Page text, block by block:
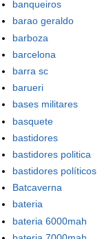
banqueiros
barao geraldo
barboza
barcelona
barra sc
barueri
bases militares
basquete
bastidores
bastidores politica
bastidores políticos
Batcaverna
bateria
bateria 6000mah